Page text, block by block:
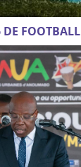
FOOTBALL